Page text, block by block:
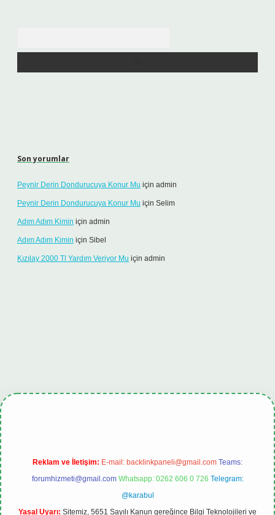
Son yorumlar
Peynir Derin Dondurucuya Konur Mu için admin
Peynir Derin Dondurucuya Konur Mu için Selim
Adım Adım Kimin için admin
Adım Adım Kimin için Sibel
Kızılay 2000 Tl Yardım Veriyor Mu için admin
tulipbet.online
Reklam ve İletişim: E-mail: backlinkpaneli@gmail.com Teams:
forumhizmeti@gmail.com Whatsapp: 0262 606 0 726 Telegram:
@karabul
Yasal Uyarı: Sitemiz, 5651 Sayılı Kanun gereğince Bilgi Teknolojileri ve